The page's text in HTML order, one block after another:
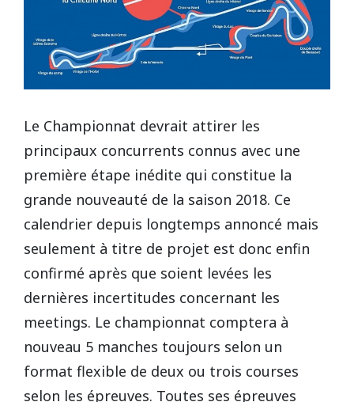
Le Championnat devrait attirer les
principaux concurrents connus avec une
première étape inédite qui constitue la
grande nouveauté de la saison 2018. Ce
calendrier depuis longtemps annoncé mais
seulement à titre de projet est donc enfin
confirmé après que soient levées les
dernières incertitudes concernant les
meetings. Le championnat comptera à
nouveau 5 manches toujours selon un
format flexible de deux ou trois courses
selon les épreuves. Toutes ses épreuves